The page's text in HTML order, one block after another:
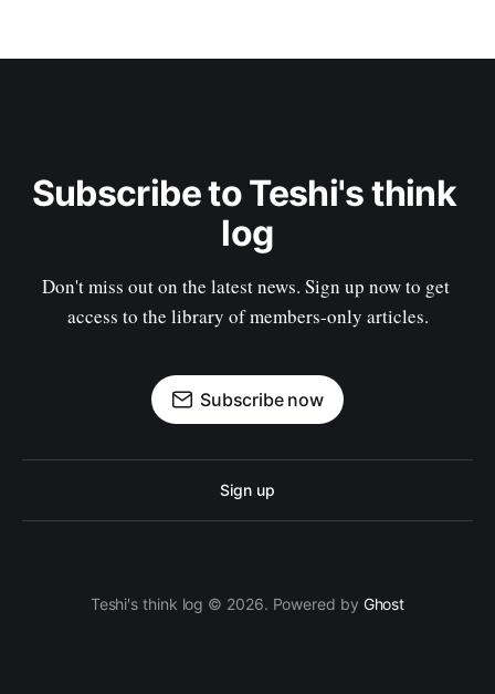
Subscribe to Teshi's think
log
Don't miss out on the latest news. Sign up now to get
access to the library of members-only articles.
Subscribe now
Sign up
Teshi's think log © 2026. Powered by Ghost